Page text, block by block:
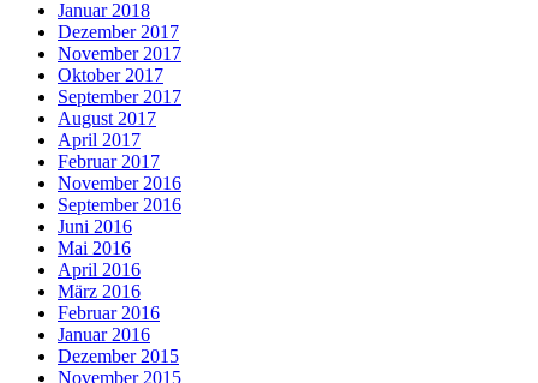
Januar 2018
Dezember 2017
November 2017
Oktober 2017
September 2017
August 2017
April 2017
Februar 2017
November 2016
September 2016
Juni 2016
Mai 2016
April 2016
März 2016
Februar 2016
Januar 2016
Dezember 2015
November 2015